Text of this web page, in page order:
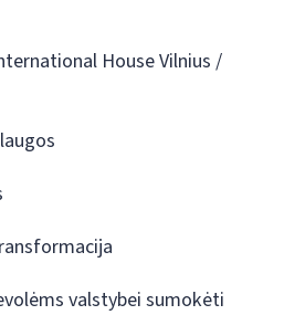
House Vilnius /
valstybei sumokėti